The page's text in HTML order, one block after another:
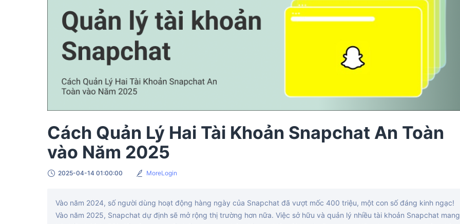
Cách Quản Lý Hai Tài Khoản Snapchat An Toàn
vào Năm 2025
2025-04-14 01:00:00 MoreLogin
Vào năm 2024, số người dùng hoạt động hàng ngày của Snapchat đã vượt mốc 400 triệu, một con số đáng kinh ngạc!
Vào năm 2025, Snapchat dự định sẽ mở rộng thị trường hơn nữa. Việc sở hữu và quản lý nhiều tài khoản Snapchat mang